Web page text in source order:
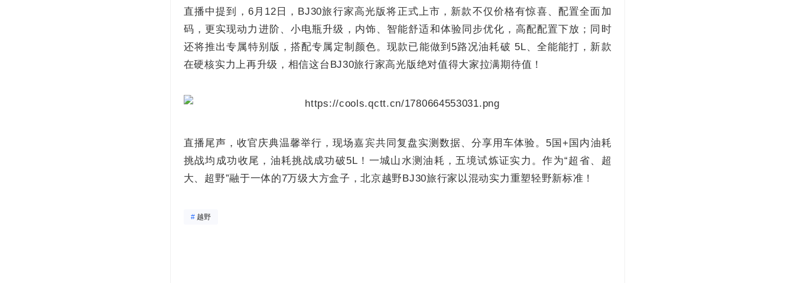
直播中提到，6月12日，BJ30旅行家高光版将正式上市，新款不仅价格有惊喜、配置全面加
码，更实现动力进阶、小电瓶升级，内饰、智能舒适和体验同步优化，高配配置下放；同时
还将推出专属特别版，搭配专属定制颜色。现款已能做到5路况油耗破 5L、全能能打，新款
在硬核实力上再升级，相信这台BJ30旅行家高光版绝对值得大家拉满期待值！
直播尾声，收官庆典温馨举行，现场嘉宾共同复盘实测数据、分享用车体验。5国+国内油耗
挑战均成功收尾，油耗挑战成功破5L！一城山水测油耗，五境试炼证实力。作为“超省、超
大、超野”融于一体的7万级大方盒子，北京越野BJ30旅行家以混动实力重塑轻野新标准！
# 越野